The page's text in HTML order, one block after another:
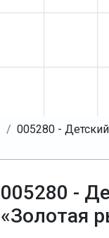
005280 -
005280 -
«Золотая